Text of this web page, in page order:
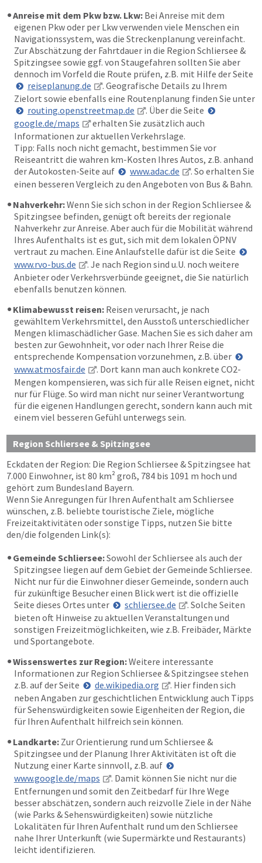
Anreise mit dem Pkw bzw. Lkw: Bei Anreise mit dem
eigenen Pkw oder per Lkw verwenden viele Menschen ein
Navigationssystem, was die Streckenplanung vereinfacht.
Zur Abschätzung der Fahrtdauer in die Region Schliersee &
Spitzingsee sowie ggf. von Staugefahren sollten Sie aber
dennoch im Vorfeld die Route prüfen, z.B. mit Hilfe der Seite
reiseplanung.de
. Geografische Details zu Ihrem
Zielort sowie ebenfalls eine Routenplanung finden Sie unter
routing.openstreetmap.de
. Über die Seite
google.de/maps
erhalten Sie zusätzlich auch
Informationen zur aktuellen Verkehrslage.
Tipp: Falls noch nicht gemacht, bestimmen Sie vor
Reiseantritt die wahren km-Kosten Ihres Autos, z.B. anhand
der Autokosten-Seite auf
www.adac.de
. So erhalten Sie
einen besseren Vergleich zu den Angeboten von Bus & Bahn.
Nahverkehr:Wenn Sie sich schon in der Region Schliersee &
Spitzingsee befinden, genügt oft bereits der regionale
Nahverkehr zur Anreise. Aber auch für die Mobilität während
Ihres Aufenthalts ist es gut, sich mit dem lokalen ÖPNV
vertraut zu machen. Eine Anlaufstelle dafür ist die Seite
www.rvo-bus.de
. Je nach Region sind u.U. noch weitere
Anbieter oder Verkehrsverbünde geeignet, die Sie natürlich
ebenfalls benutzen können.
Klimabewusst reisen: Reisen verursacht, je nach
gewähltem Verkehrsmittel, den Ausstoß unterschiedlicher
Mengen klimaschädlicher Gase. Machen Sie es sich daher am
besten zur Gewohnheit, vor oder nach Ihrer Reise die
entsprechende Kompensation vorzunehmen, z.B. über
www.atmosfair.de
. Dort kann man auch konkrete CO2-
Mengen kompensieren, was sich für alle Reisen eignet, nicht
nur für Flüge. So wird man nicht nur seiner Verantwortung
für die eigenen Handlungen gerecht, sondern kann auch mit
einem viel besseren Gefühl unterwegs sein.
Region Schliersee & Spitzingsee
Eckdaten der Region: Die Region Schliersee & Spitzingsee hat
7.000 Einwohner, ist 80 km² groß, 784 bis 1091 m hoch und
gehört zum Bundesland Bayern.
Wenn Sie Anregungen für Ihren Aufenthalt am Schliersee
wünschen, z.B. beliebte touristische Ziele, mögliche
Freizeitaktivitäten oder sonstige Tipps, nutzen Sie bitte
den/die folgenden Link(s):
Gemeinde Schliersee:Sowohl der Schliersee als auch der
Spitzingsee liegen auf dem Gebiet der Gemeinde Schliersee.
Nicht nur für die Einwohner dieser Gemeinde, sondern auch
für zukünftige Besucher einen Blick wert ist die offizielle
Seite dieses Ortes unter
schliersee.de
. Solche Seiten
bieten oft Hinweise zu aktuellen Veranstaltungen und
sonstigen Freizeitmöglichkeiten, wie z.B. Freibäder, Märkte
und Sportangebote.
Wissenswertes zur Region:Weitere interessante
Informationen zur Region Schliersee & Spitzingsee stehen
z.B. auf der Seite
de.wikipedia.org
. Hier finden sich
neben Angaben zur geschichtlichen Entwicklung auch Tipps
für Sehenswürdigkeiten sowie Eigenheiten der Region, die
für Ihren Aufenthalt hilfreich sein können.
Landkarte: Zur Orientierung rund um Schliersee &
Spitzingsee und der Planung Ihrer Aktivitäten ist oft die
Nutzung einer Karte sinnvoll, z.B. auf
www.google.de/maps
. Damit können Sie nicht nur die
Entfernungen und somit den Zeitbedarf für Ihre Wege
besser abschätzen, sondern auch reizvolle Ziele in der Nähe
(wie Parks & Sehenswürdigkeiten) sowie nützliche
Lokalitäten für Ihren Aufenthalt rund um den Schliersee
nahe Ihrer Unterkunft (wie Supermärkte und Restaurants)
leicht identifizieren.